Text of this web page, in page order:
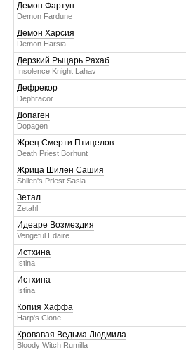
Демон Фартун
Demon Fardune
Демон Харсия
Demon Harsia
Дерзкий Рыцарь Рахаб
Insolence Knight Lahav
Дефрекор
Dephracor
Допаген
Dopagen
Жрец Смерти Птицелов
Death Priest Borhunt
Жрица Шилен Сашия
Shilen's Priest Sasia
Зетал
Zetahl
Идеаре Возмездия
Vengeful Edaire
Истхина
Istina
Истхина
Istina
Копия Хаффа
Harp's Clone
Кровавая Ведьма Людмила
Bloody Witch Rumilla